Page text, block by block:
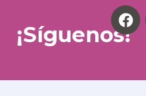
¡Síguenos!